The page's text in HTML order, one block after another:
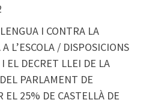
I CONTRA LA
L’ESCOLA / DISPOSICIONS
EL DECRET LLEI DE LA
PARLAMENT DE
EL 25% DE CASTELLÀ DE